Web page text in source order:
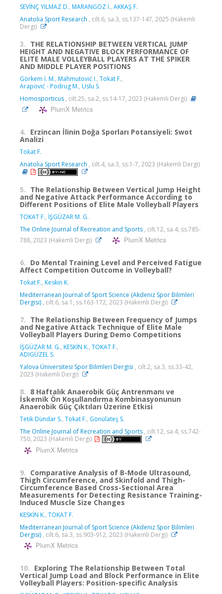
SEVİNÇ YILMAZ D., MARANGOZ İ., AKKAŞ F.
Anatolia Sport Research , cilt.6, sa.3, ss.137-147, 2025 (Hakemli
Dergi)
3. THE RELATIONSHIP BETWEEN VERTICAL JUMP
HEIGHT AND NEGATIVE BLOCK PERFORMANCE OF
ELITE MALE VOLLEYBALL PLAYERS AT THE SPIKER
AND MIDDLE PLAYER POSITIONS
Görkem İ. M., Mahmutović I., Tokat F.,
Arapović - Podrug M., Uslu S.
Homosporticus , cilt.25, sa.2, ss.14-17, 2023 (Hakemli Dergi)
PlumX Metrics
4. Erzincan İlinin Doğa Sporları Potansiyeli: Swot
Analizi
Tokat F.
Anatolia Sport Research , cilt.4, sa.3, ss.1-7, 2023 (Hakemli Dergi)
5. The Relationship Between Vertical Jump Height
and Negative Attack Performance According to
Different Positions of Elite Male Volleyball Players
TOKAT F., İŞGÜZAR M. G.
The Online Journal of Recreation and Sports , cilt.12, sa.4, ss.785-
788, 2023 (Hakemli Dergi)
PlumX Metrics
6. Do Mental Training Level and Perceived Fatigue
Affect Competition Outcome in Volleyball?
Tokat F., Keskin K.
Mediterranean Journal of Sport Science (Akdeniz Spor Bilimleri
Dergisi) , cilt.6, sa.1, ss.163-172, 2023 (Hakemli Dergi)
7. The Relationship Between Frequency of Jumps
and Negative Attack Technique of Elite Male
Volleyball Players During Demo Competitions
İŞGÜZAR M. G., KESKİN K., TOKAT F.,
ADIGÜZEL S.
Yalova Üniversitesi Spor Bilimleri Dergisi , cilt.2, sa.3, ss.33-42,
2023 (Hakemli Dergi)
8. 8 Haftalık Anaerobik Güç Antrenmanı ve
İskemik Ön Koşullandırma Kombinasyonunun
Anaerobik Güç Çıktıları Üzerine Etkisi
Tetik Dündar S., Tokat F., Gönülateş S.
The Online Journal of Recreation and Sports , cilt.12, sa.4, ss.742-
750, 2023 (Hakemli Dergi)
PlumX Metrics
9. Comparative Analysis of B-Mode Ultrasound,
Thigh Circumference, and Skinfold and Thigh-
Circumference Based Cross-Sectional Area
Measurements for Detecting Resistance Training-
Induced Muscle Size Changes
KESKİN K., TOKAT F.
Mediterranean Journal of Sport Science (Akdeniz Spor Bilimleri
Dergisi) , cilt.6, sa.3, ss.903-912, 2023 (Hakemli Dergi)
PlumX Metrics
10. Exploring The Relationship Between Total
Vertical Jump Load and Block Performance in Elite
Volleyball Players: Position-specific Analysis